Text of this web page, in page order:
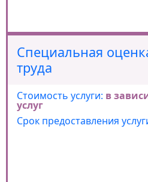
Специальная
труда
Стоимость услуги: в
услуг
Срок предоставления